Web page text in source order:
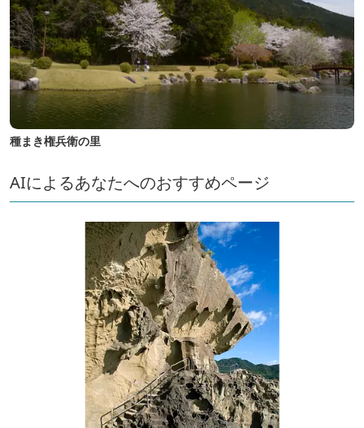
種まき権兵衛の里
AIによるあなたへのおすすめページ